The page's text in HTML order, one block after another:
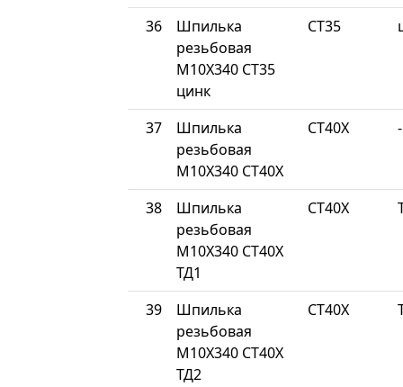
36
Шпилька
резьбовая
М10Х340 СТ35
цинк
СТ35
37
Шпилька
резьбовая
М10Х340 СТ40Х
СТ40Х -
38
Шпилька
резьбовая
М10Х340 СТ40Х
ТД1
СТ40Х
39
Шпилька
резьбовая
М10Х340 СТ40Х
ТД2
СТ40Х